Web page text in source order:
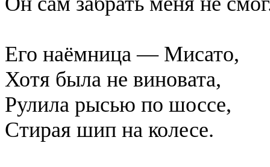
Его наёмница — Мисато,
Хотя была не виновата,
Рулила рысью по шоссе,
Стирая шип на колесе.